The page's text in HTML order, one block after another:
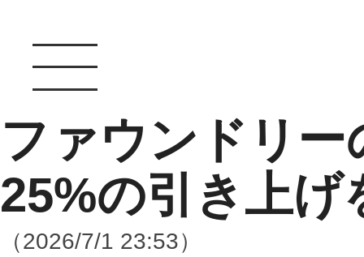
ファウンドリ
25%の引き上げ
（2026/7/1 23:53）